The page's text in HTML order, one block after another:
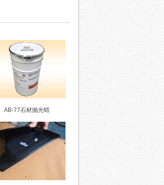
AB-77石材抛光蜡